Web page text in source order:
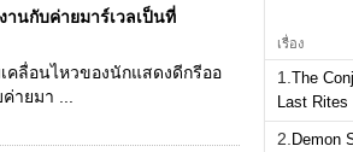
านกับค่ายมาร์เวลเป็นที่
คลื่อนไหวของนักแสดงดีกรีออ
ายมา ...
เรื่อง
1. The
Last Rites
2. Demon